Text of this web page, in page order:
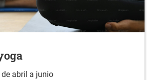
abril a junio